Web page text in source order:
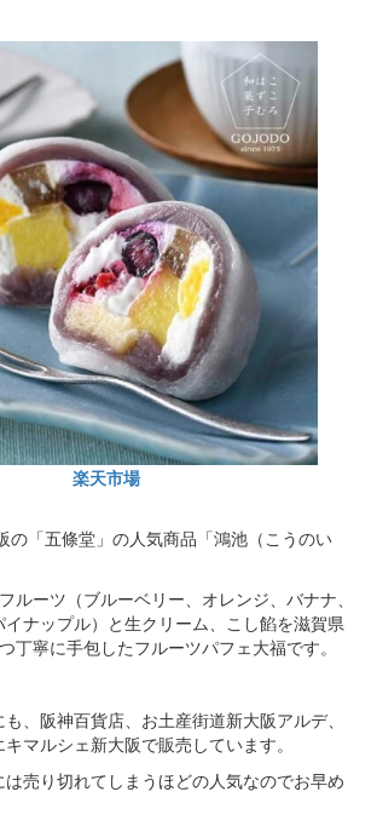
楽天市場
の「五條堂」の人気商品「鴻池（こうのい
ルーツ（ブルーベリー、オレンジ、バナナ、
ナップル）と生クリーム、こし餡を滋賀県
丁寧に手包したフルーツパフェ大福です。
、阪神百貨店、お土産街道新大阪アルデ、
マルシェ新大阪で販売しています。
売り切れてしまうほどの人気なのでお早め